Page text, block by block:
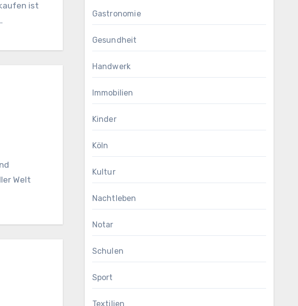
ist
Welt
Gastronomie
Gesundheit
Handwerk
Immobilien
Kinder
Köln
Kultur
Nachtleben
Notar
Schulen
Sport
Textilien